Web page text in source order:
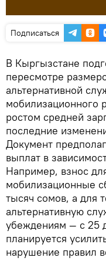
Подписаться
В Кыргызстане
пересмотре
альтернативной
мобилизационного
ростом средней
последние
Документ
выплат в
Например, взнос
мобилизационные
тысяч сомов, а для
альтернативную
убеждениям — с 25
планируется
нарушение правил